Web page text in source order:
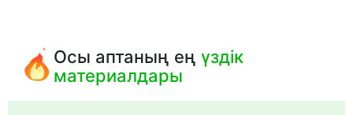
Осы аптаның еңүздік
материалдары